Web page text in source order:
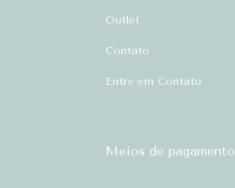
Outlet
Contato
Entre em Contato
Meios de pagamento